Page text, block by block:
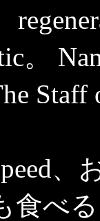
。
Staff
食べ